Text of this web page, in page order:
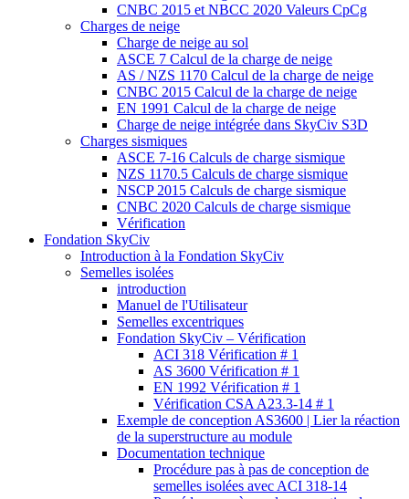
CNBC 2015 et NBCC 2020 Valeurs CpCg
Charges de neige
Charge de neige au sol
ASCE 7 Calcul de la charge de neige
AS / NZS 1170 Calcul de la charge de neige
CNBC 2015 Calcul de la charge de neige
EN 1991 Calcul de la charge de neige
Charge de neige intégrée dans SkyCiv S3D
Charges sismiques
ASCE 7-16 Calculs de charge sismique
NZS 1170.5 Calculs de charge sismique
NSCP 2015 Calculs de charge sismique
CNBC 2020 Calculs de charge sismique
Vérification
Fondation SkyCiv
Introduction à la Fondation SkyCiv
Semelles isolées
introduction
Manuel de l'Utilisateur
Semelles excentriques
Fondation SkyCiv – Vérification
ACI 318 Vérification # 1
AS 3600 Vérification # 1
EN 1992 Vérification # 1
Vérification CSA A23.3-14 # 1
Exemple de conception AS3600 | Lier la réaction
de la superstructure au module
Documentation technique
Procédure pas à pas de conception de
semelles isolées avec ACI 318-14